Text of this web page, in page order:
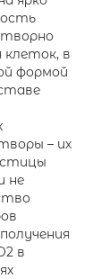
клеток, в
формой
– их
не
в